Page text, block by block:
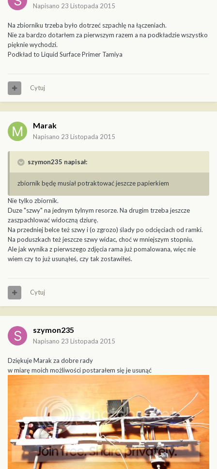
Napisano 23 Listopada 2015
Na zbiorniku trzeba było dotrzeć szpachlę na łączeniach.
Nie za bardzo dotarłem za pierwszym razem a na podkładzie wszystko
pięknie wychodzi.
Podkład to Liquid Surface Primer Tamiya
Cytuj
Marak
Napisano 23 Listopada 2015
szymon235 napisał:
zbiornik będę musiał potraktować jeszcze papierkiem
Nie tylko zbiornik.
Duze "szwy" na jednym tylnym resorze. Na drugim trzeba jeszcze
zaszpachlować widoczną dziurę.
Na przedniej belce też szwy i (o zgrozo) ślady po odcięciach od ramki.
Na poduszkach też jeszcze szwy widac, choć w mniejszym stopniu.
Ale jak wynika z pierwszego zdjęcia rama już pomalowana, więc nie
wiem czy to już usunąłeś, czy tak zostawiłeś.
Cytuj
szymon235
Napisano 23 Listopada 2015
Dziękuje Marak za dobre rady
w miarę moich możliwości postarałem się je usunąć